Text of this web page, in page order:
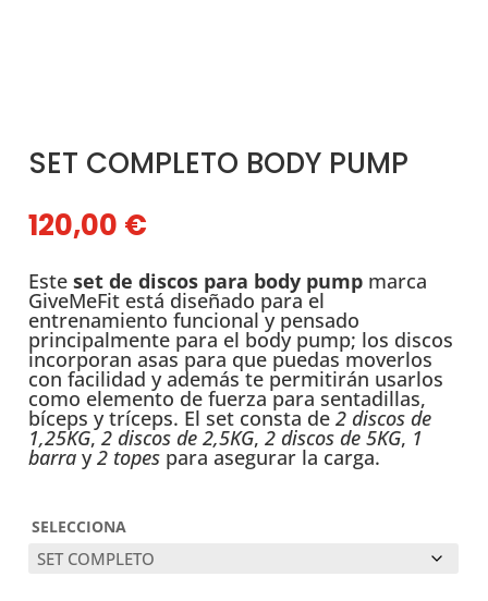
SET COMPLETO BODY PUMP
120,00 €
Esteset de discos para body pump marca
GiveMeFit está diseñado para el
entrenamiento funcional y pensado
principalmente para el body pump; los discos
incorporan asas para que puedas moverlos
con facilidad y además te permitirán usarlos
como elemento de fuerza para sentadillas,
bíceps y tríceps. El set consta de2 discos de
1,25KG,2 discos de 2,5KG,2 discos de 5KG, 1
barra y2 topes para asegurar la carga.
SELECCIONA